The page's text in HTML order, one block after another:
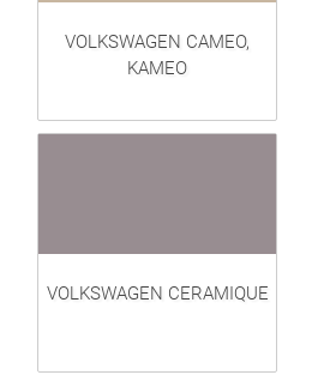
VOLKSWAGEN CAMEO,
KAMEO
VOLKSWAGEN CERAMIQUE